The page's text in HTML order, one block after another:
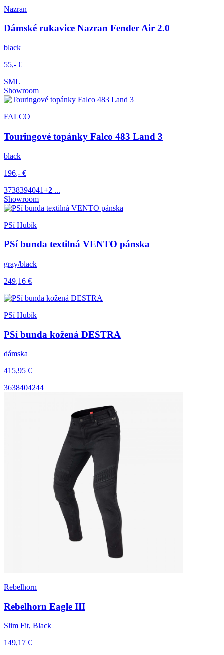
Nazran
Dámské rukavice Nazran Fender Air 2.0
black
55,- €
SML
Showroom
FALCO
Touringové topánky Falco 483 Land 3
black
196,- €
3738394041+2 ...
Showroom
PSí Hubík
PSí bunda textilná VENTO pánska
gray/black
249,16 €
PSí Hubík
PSí bunda kožená DESTRA
dámska
415,95 €
3638404244
Rebelhorn
Rebelhorn Eagle III
Slim Fit, Black
149,17 €